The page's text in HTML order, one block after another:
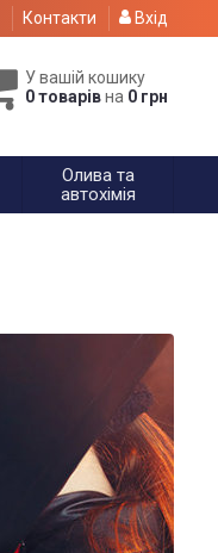
Контакти Вхід
У вашій кошику
0 товарівна 0 грн
Олива та
автохімія